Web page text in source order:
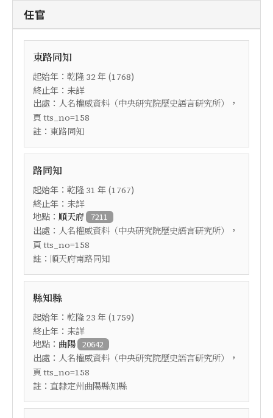
任官
東路同知
起始年： 乾隆 32 年 (1768)
終止年：未詳
出處： 人名權威資料（中央研究院歷史語言研究所）
，
頁 tts_no=158
註： 東路同知
路同知
起始年： 乾隆 31 年 (1767)
終止年：未詳
地點： 順天府 7211
出處： 人名權威資料（中央研究院歷史語言研究所）
，
頁 tts_no=158
註： 順天府南路同知
縣知縣
起始年： 乾隆 23 年 (1759)
終止年：未詳
地點： 曲陽 20642
出處： 人名權威資料（中央研究院歷史語言研究所）
，
頁 tts_no=158
註： 直隸定州曲陽縣知縣